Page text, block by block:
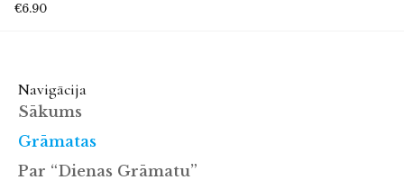
€6.90
Navigācija
Sākums
Grāmatas
Par “Dienas Grāmatu”